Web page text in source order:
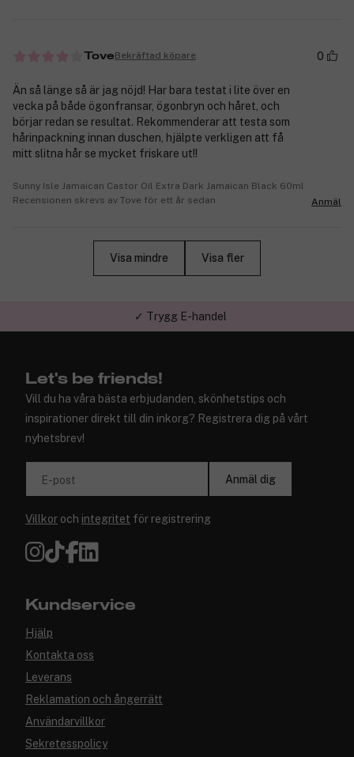
ToveBekräftad köpare 0
Än så länge så är jag nöjd! Har bara testat i lite över en
vecka på både ögonfransar, ögonbryn och håret, och
börjar redan se resultat. Rekommenderar att testa som
hårinpackning innan duschen, hjälpte verkligen att få
mitt slitna hår se mycket friskare ut!!
Sunny Isle Jamaican Castor Oil Extra Dark Jamaican Black 60ml
Recensionen skrevs av Tove för ett år sedan
Anmäl
Visa mindre Visa fler
✓ Trygg E-handel
Let's be friends!
Vill du ha våra bästa erbjudanden, skönhetstips och
inspirationer direkt till din inkorg? Registrera dig på vårt
nyhetsbrev!
E-post Anmäl dig
Villkor och integritet för registrering
Kundservice
Hjälp
Kontakta oss
Leverans
Reklamation och ångerrätt
Användarvillkor
Sekretesspolicy